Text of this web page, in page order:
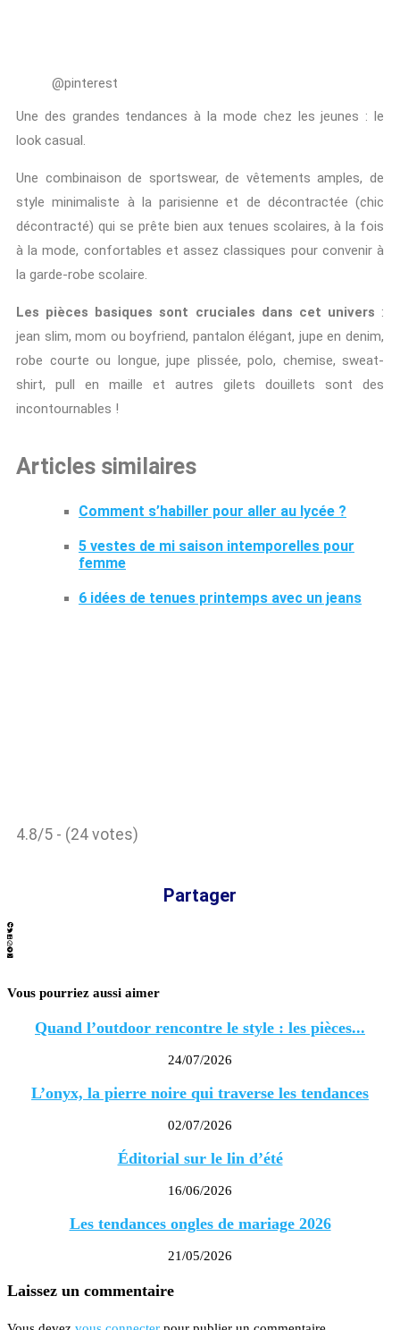
@pinterest
Une des grandes tendances à la mode chez les jeunes : le
look casual.
Une combinaison de sportswear, de vêtements amples, de
style minimaliste à la parisienne et de décontractée (chic
décontracté) qui se prête bien aux tenues scolaires, à la fois
à la mode, confortables et assez classiques pour convenir à
la garde-robe scolaire.
Les pièces basiques sont cruciales dans cet univers :
jean slim, mom ou boyfriend, pantalon élégant, jupe en denim,
robe courte ou longue, jupe plissée, polo, chemise, sweat-
shirt, pull en maille et autres gilets douillets sont des
incontournables !
Articles similaires
Comment s’habiller pour aller au lycée ?
5 vestes de mi saison intemporelles pour
femme
6 idées de tenues printemps avec un jeans
4.8/5 - (24 votes)
Partager
Vous pourriez aussi aimer
Quand l’outdoor rencontre le style : les pièces...
24/07/2026
L’onyx, la pierre noire qui traverse les tendances
02/07/2026
Éditorial sur le lin d’été
16/06/2026
Les tendances ongles de mariage 2026
21/05/2026
Laissez un commentaire